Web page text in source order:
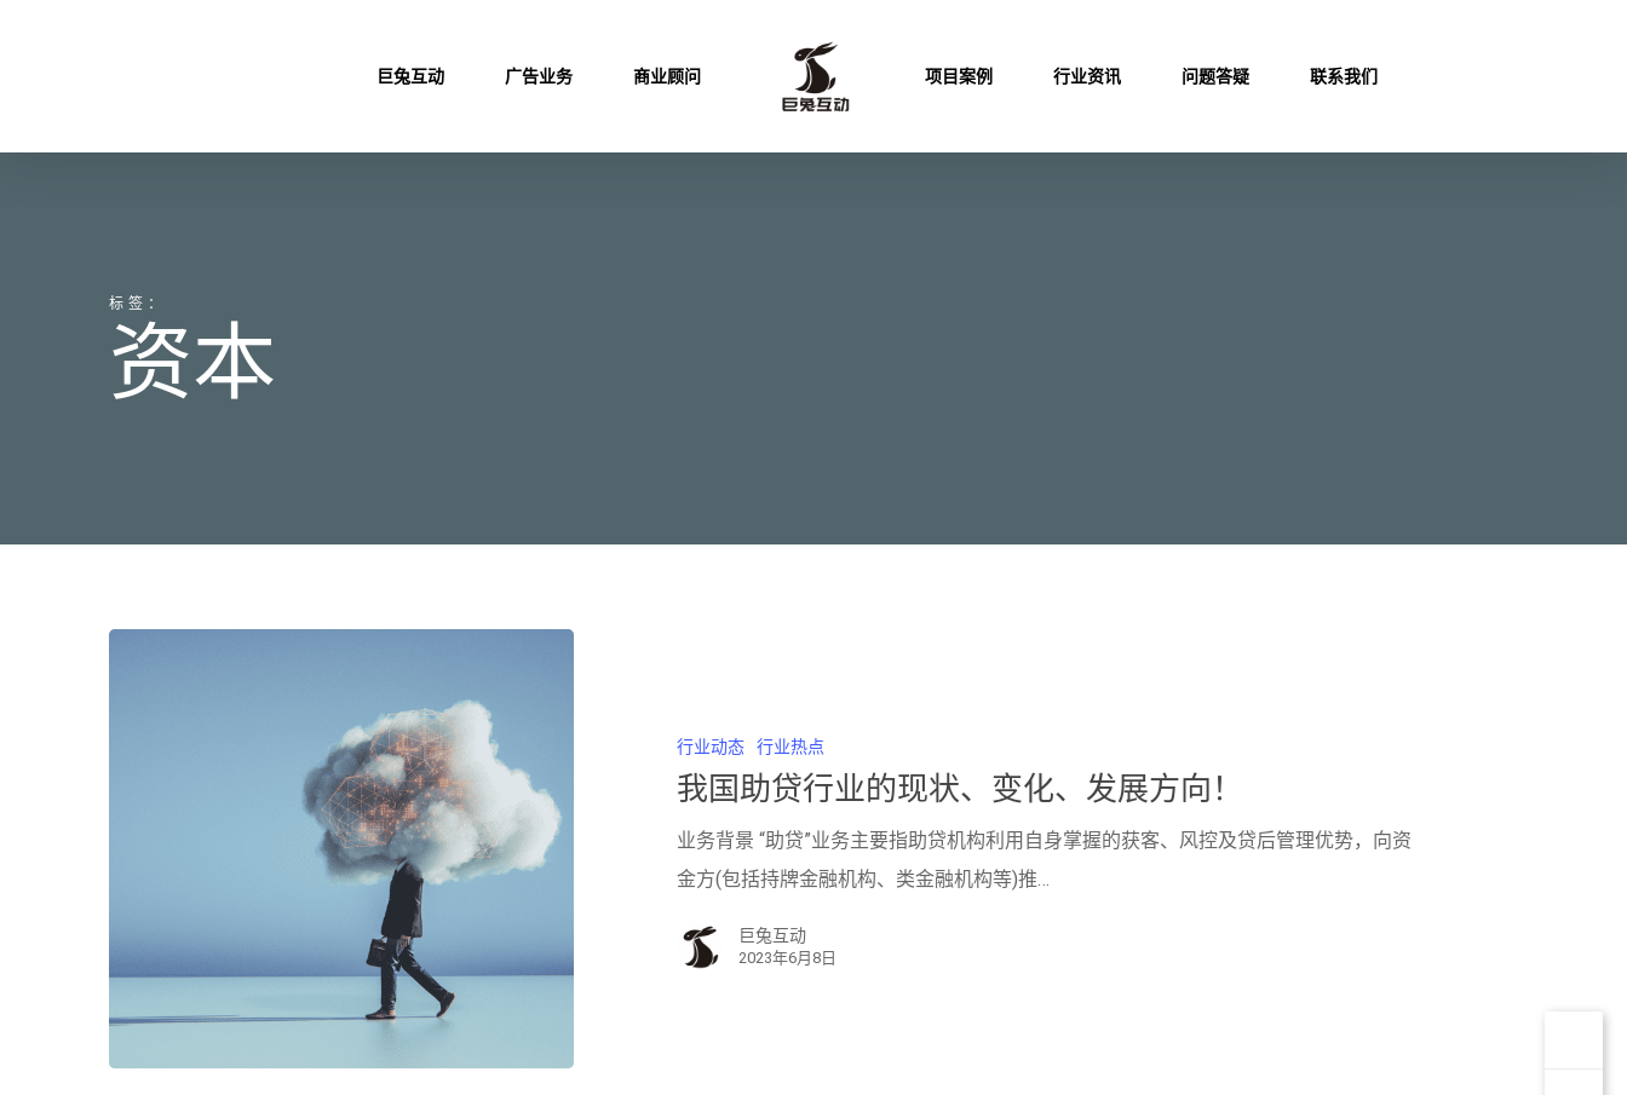
巨兔互动 广告业务 商业顾问 项目案例 行业资讯 问题答疑 联系我们
标签：
资本
行业动态 行业热点
我国助贷行业的现状、变化、发展方向！
业务背景 “助贷”业务主要指助贷机构利用自身掌握的获客、风控及贷后管理优势，向资
金方(包括持牌金融机构、类金融机构等)推…
巨兔互动
2023年6月8日